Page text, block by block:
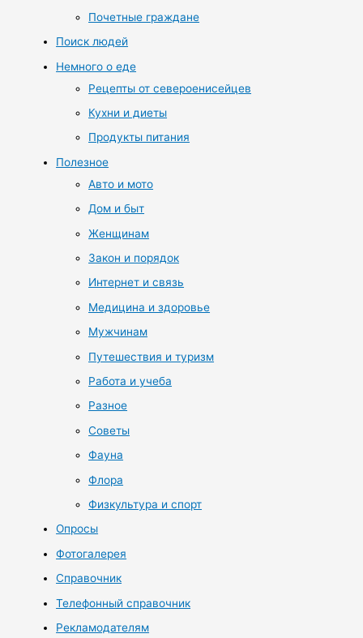
Почетные граждане
Поиск людей
Немного о еде
Рецепты от североенисейцев
Кухни и диеты
Продукты питания
Полезное
Авто и мото
Дом и быт
Женщинам
Закон и порядок
Интернет и связь
Медицина и здоровье
Мужчинам
Путешествия и туризм
Работа и учеба
Разное
Советы
Фауна
Флора
Физкультура и спорт
Опросы
Фотогалерея
Справочник
Телефонный справочник
Рекламодателям